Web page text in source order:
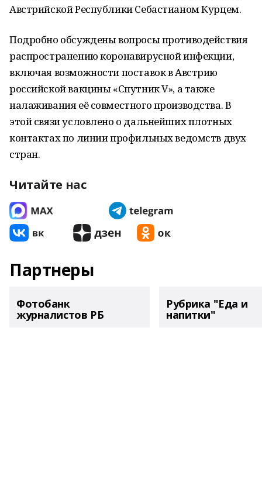
Австрийской Республики Себастианом Курцем.
Подробно обсуждены вопросы противодействия
распространению коронавирусной инфекции,
включая возможности поставок в Австрию
российской вакцины «Спутник V», а также
налаживания её совместного производства. В
этой связи условлено о дальнейших плотных
контактах по линии профильных ведомств двух
стран.
Читайте нас
Партнеры
Фотобанк
журналистов РБ
Рубрика "Еда и
напитки"